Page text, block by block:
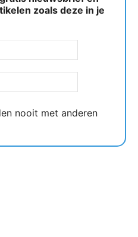
zoals deze in je
nooit met anderen